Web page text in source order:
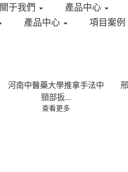
關于我們 產品中心
產品中心 項目案例
河南中醫藥大學推拿手法中
頸部扳...
查看更多